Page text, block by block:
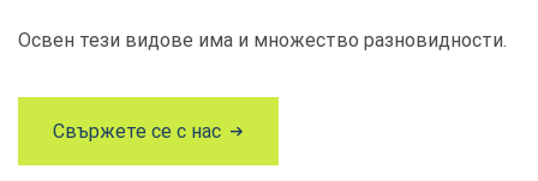
Освен тези видове има и множество разновидности.
Свържете се с нас